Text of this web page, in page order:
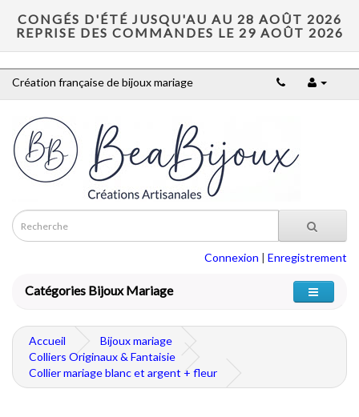
CONGÉS D'ÉTÉ JUSQU'AU AU 28 AOÛT 2026
REPRISE DES COMMANDES LE 29 AOÛT 2026
Création française de bijoux mariage
Connexion | Enregistrement
Catégories Bijoux Mariage
Accueil
Bijoux mariage
Colliers Originaux & Fantaisie
Collier mariage blanc et argent + fleur